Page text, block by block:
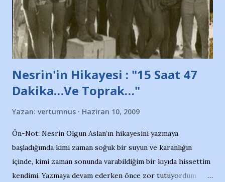
Belediyesi ile mağazaların bulunduğu alışveriş merkezlerini
de kınıyoruz'' diye de eklemiş .. Blogumuzda okuduğum bu
yazının hemen ardından bu habe...
Nesrin'in Hikayesi : "15 Saat 47
Dakika…Ve Toprak…"
Yazan: vertumnus Haziran 10, 2009
Ön-Not: Nesrin Olgun Aslan’ın hikayesini yazmaya
başladığımda kimi zaman soğuk bir suyun ve karanlığın
içinde, kimi zaman sonunda varabildiğim bir kıyıda hissettim
kendimi. Yazmaya devam ederken önce zor tutuyordum